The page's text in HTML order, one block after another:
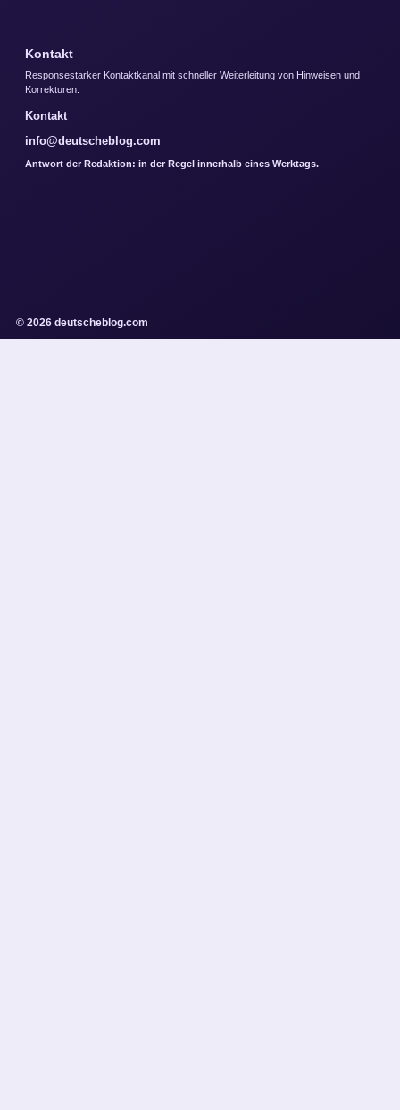
Kontakt
Responsestarker Kontaktkanal mit schneller Weiterleitung von Hinweisen und
Korrekturen.
Kontakt
info@deutscheblog.com
Antwort der Redaktion: in der Regel innerhalb eines Werktags.
© 2026 deutscheblog.com